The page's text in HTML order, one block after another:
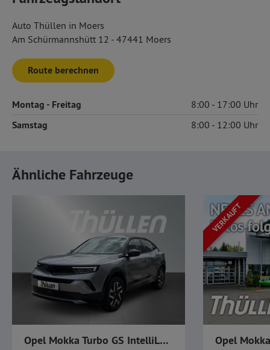
Auto Thüllen in Moers
Am Schürmannshütt 12 - 47441 Moers
Route berechnen
Montag - Freitag 8:00 17:00
Samstag 8:00 12:00
Ähnliche Fahrzeuge
Opel Mokka Turbo GS IntelliLux ACC Navi GJR
VERKAUFT
Opel